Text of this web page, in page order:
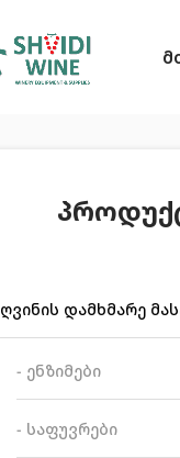
ღვინის დამხმარე
- ენზიმები
- საფუვრები